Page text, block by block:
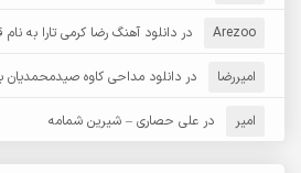
آرش مبهم
آرش مهرابی
آرشام
Arezoo در دانلود آهنگ رضا کرمی تارا به نام
امیررضا در دانلود مداحی کاوه صیدمحمدیان
امیر در علی حصاری – شیرین شمامه